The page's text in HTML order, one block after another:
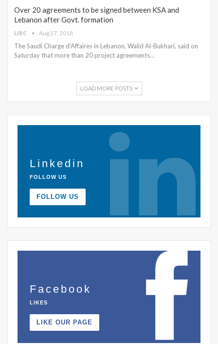
Over 20 agreements to be signed between KSA and
Lebanon after Govt. formation
LIBC Aug 27, 2018
The Saudi Charge d'Affaires in Lebanon, Walid Al-Bukhari, said on
Saturday that more than 20 project agreements…
LOAD MORE POSTS
Linkedin
FOLLOW US
FOLLOW US
Facebook
LIKES
LIKE OUR PAGE